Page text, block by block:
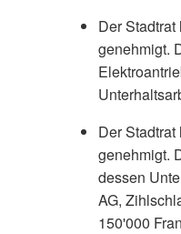
Der
genehmigt.
Der
genehmigt.
dessen
AG,
150'000